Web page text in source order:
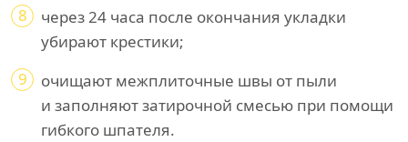
8
через 24 часа после окончания укладки
убирают крестики;
9
очищают межплиточные швы от пыли
и заполняют затирочной смесью при помощи
гибкого шпателя.